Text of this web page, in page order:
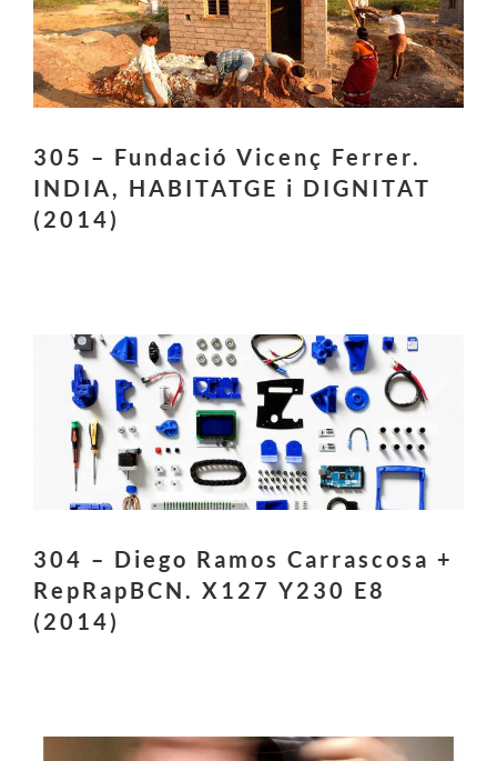
305 – Fundació Vicenç Ferrer.
INDIA, HABITATGE i DIGNITAT
(2014)
304 – Diego Ramos Carrascosa +
RepRapBCN. X127 Y230 E8
(2014)